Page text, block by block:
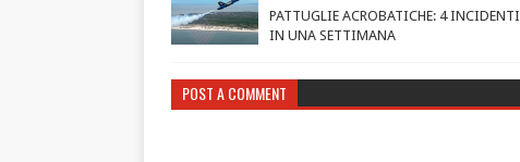
PATTUGLIE ACROBATICHE: 4 INCIDENTI
IN UNA SETTIMANA
POST A COMMENT